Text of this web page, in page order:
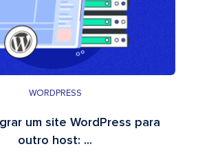
WORDPRESS
um site WordPress para
outro host: ...